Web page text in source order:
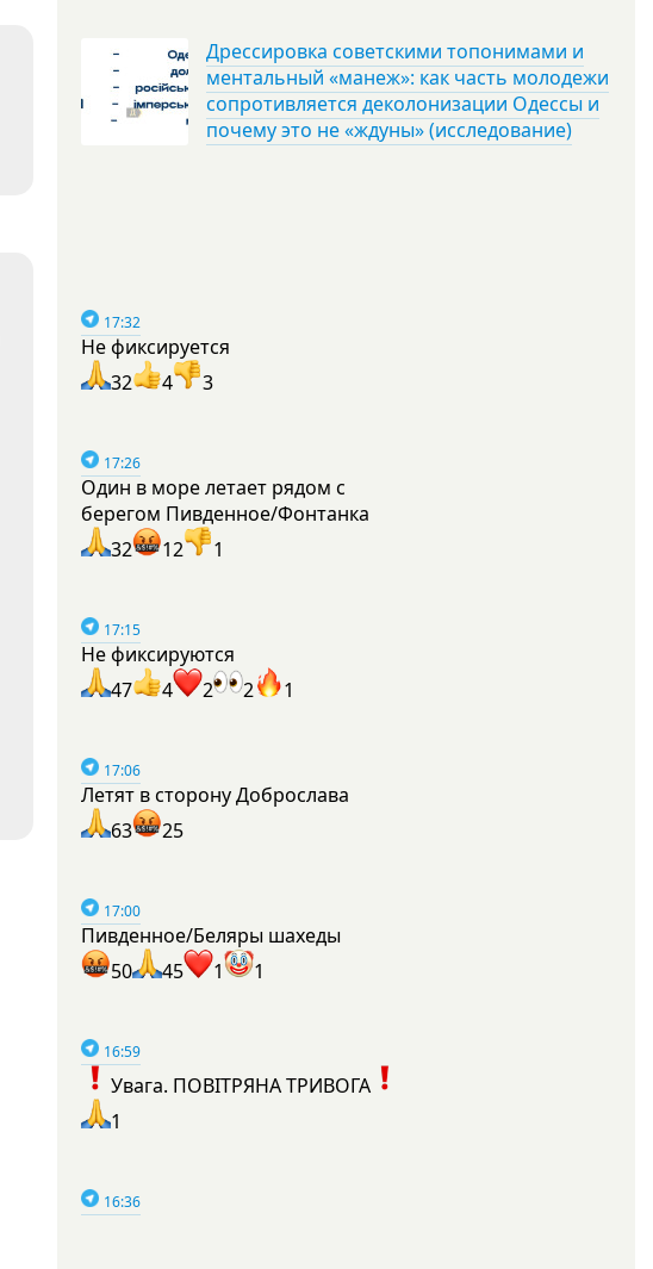
Дрессировка советскими топонимами и
ментальный «манеж»: как часть молодежи
сопротивляется деколонизации Одессы и
почему это не «ждуны» (исследование)
17:32
Не фиксируется
32
4 3
17:26
Один в море летает рядом с
берегом Пивденное/Фонтанка
32
12 1
17:15
Не фиксируются
47
4 2 2 1
17:06
Летят в сторону Доброслава
63
25
17:00
Пивденное/Беляры шахеды
50
45 1 1
16:59
Увага. ПОВІТРЯНА ТРИВОГА
1
16:36